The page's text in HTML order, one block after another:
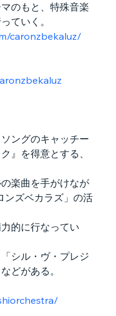
のもと、特殊音楽
ていく。
caronzbekaluz/
ングのキャッチー
』を得意とする、
楽曲を手がけなが
ンズベカラズ」の活
的に行なってい
シル・ヴ・プレジ
どがある。